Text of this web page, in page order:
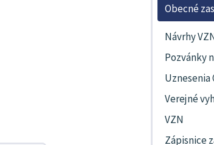
Obecné
Návrhy
Pozvánky
Uznesenia
Verejné
VZN
Zápisnice